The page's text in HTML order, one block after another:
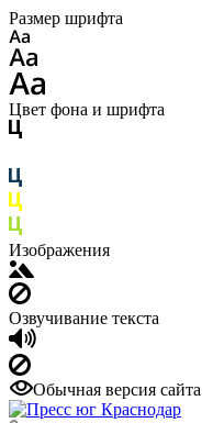
Размер шрифта
Цвет фона и шрифта
Изображения
Озвучивание текста
Обычная версия сайта